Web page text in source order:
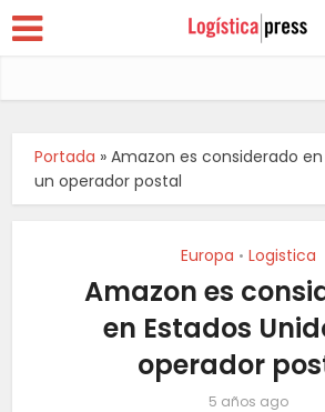
Portada »Amazon es considerado en
un operador postal
Europa • Logistica
Amazon es
en Estados
operador
5 años ago